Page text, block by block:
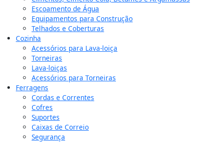
Escoamento de Água
Equipamentos para Construção
Telhados e Coberturas
Cozinha
Acessórios para Lava-loiça
Torneiras
Lava-loiças
Acessórios para Torneiras
Ferragens
Cordas e Correntes
Cofres
Suportes
Caixas de Correio
Segurança